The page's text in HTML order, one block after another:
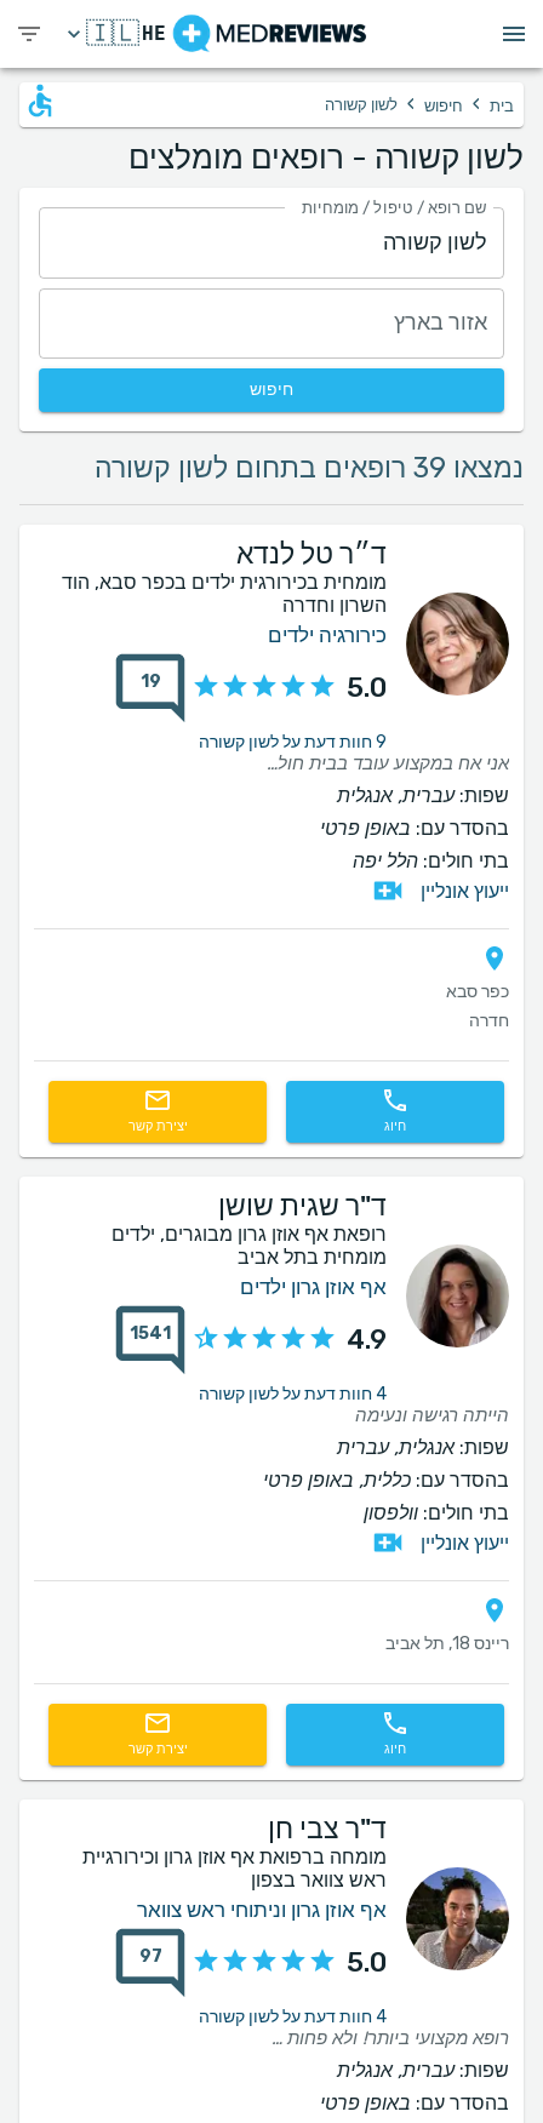
HE
🇮🇱
בית › חיפוש › לשון קשורה
לשון קשורה - רופאים מומלצים
שם רופא / טיפול / מומחיות
אזור בארץ
חיפוש
נמצאו 39 רופאים בתחום לשון קשורה
ד״ר טל לנדא
מומחית בכירורגית ילדים בכפר סבא, הוד
השרון וחדרה
כירורגיה ילדים
5.0
19
9 חוות דעת על לשון קשורה
אני אח במקצוע עובד בבית חולים במחלקה כירורגית. סובל מזה שנים מהזעת יתר בכפות רגליים, לאחר ניסיונות רבים לטפל בהזעה ללא הטבה. ולאחר התלבטותו רבה ניגשתי לד״ר טל להתייעצות, הגעתי למסקנה שאני חייב לעשות ולהקל את הסבל של הזיעה. השלמתי טיפול ראשון של הזרקות לכפות הרגל ולאחר שבוע ימים יש תוצאות מקסימות. אני מודה לד״ר על הסבלנות אני מציין שלא כאב לי הטיפול ממליץ מאוד
שפות:עברית, אנגלית
בהסדר עם: באופן פרטי
בתי חולים: הלל יפה
ייעוץ אונליין
כפר סבא
חדרה
חיוג יצירת קשר
ד"ר שגית שושן
רופאת אף אוזן גרון מבוגרים, ילדים
מומחית בתל אביב
אף אוזן גרון ילדים
4.9
1541
4 חוות דעת על לשון קשורה
הייתה רגישה ונעימה
שפות:אנגלית, עברית
בהסדר עם: כללית, באופן פרטי
בתי חולים: וולפסון
ייעוץ אונליין
ריינס 18, תל אביב
חיוג יצירת קשר
ד"ר צבי חן
מומחה ברפואת אף אוזן גרון וכירורגיית
ראש צוואר בצפון
אף אוזן גרון וניתוחי ראש צוואר
5.0
97
4 חוות דעת על לשון קשורה
רופא מקצועי ביותר! ולא פחות חשוב הוא גם מקסים ברמות.. ישר שהגעתי אליו הרגשתי בידיים טובות. (הגעתי בלחץ עם הפניה למיון ויצאתי עם חיוך) מהרופאים שההמלצה נכתבת עליהן מכל הלב!
שפות:עברית, אנגלית
בהסדר עם: באופן פרטי